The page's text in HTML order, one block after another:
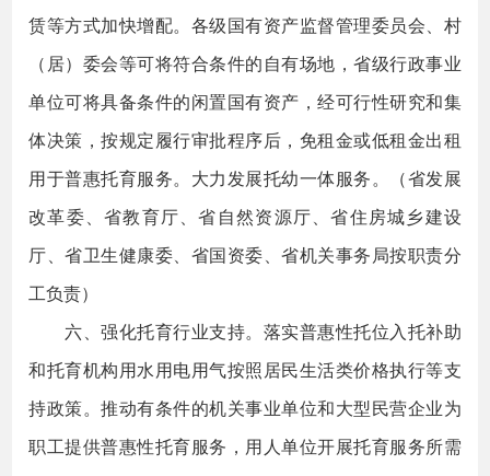
赁等方式加快增配。各级国有资产监督管理委员会、村
（居）委会等可将符合条件的自有场地，省级行政事业
单位可将具备条件的闲置国有资产，经可行性研究和集
体决策，按规定履行审批程序后，免租金或低租金出租
用于普惠托育服务。大力发展托幼一体服务。（省发展
改革委、省教育厅、省自然资源厅、省住房城乡建设
厅、省卫生健康委、省国资委、省机关事务局按职责分
工负责）
六、强化托育行业支持。落实普惠性托位入托补助
和托育机构用水用电用气按照居民生活类价格执行等支
持政策。推动有条件的机关事业单位和大型民营企业为
职工提供普惠性托育服务，用人单位开展托育服务所需